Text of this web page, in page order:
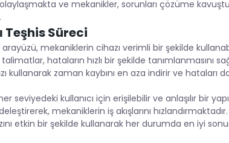
ve mekanikler, sorunları çözüme
Teşhis Süreci
arayüzü, mekaniklerin cihazı verimli bir şekilde
hataların hızlı bir şekilde tanımlanmasını
zaman kaybını en aza indirir ve hataları
seviyedeki kullanıcı için erişilebilir ve anlaşılır bir
mekaniklerin iş akışlarını
etkin bir şekilde kullanarak her durumda en iyi